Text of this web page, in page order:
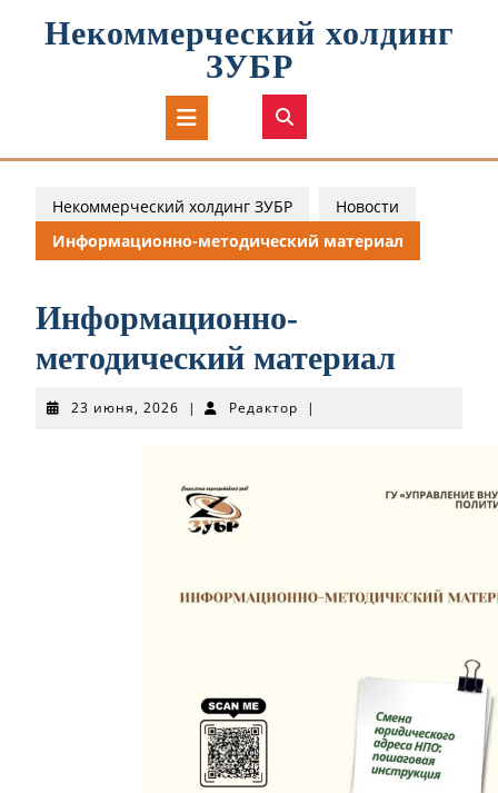
Некоммерческий холдинг
ЗУБР
Кнопка
Открыть
Некоммерческий холдинг ЗУБР
Новости
Информационно-методический материал
Информационно-
методический материал
23 июня, 2026 23| Редактор Редактор
|